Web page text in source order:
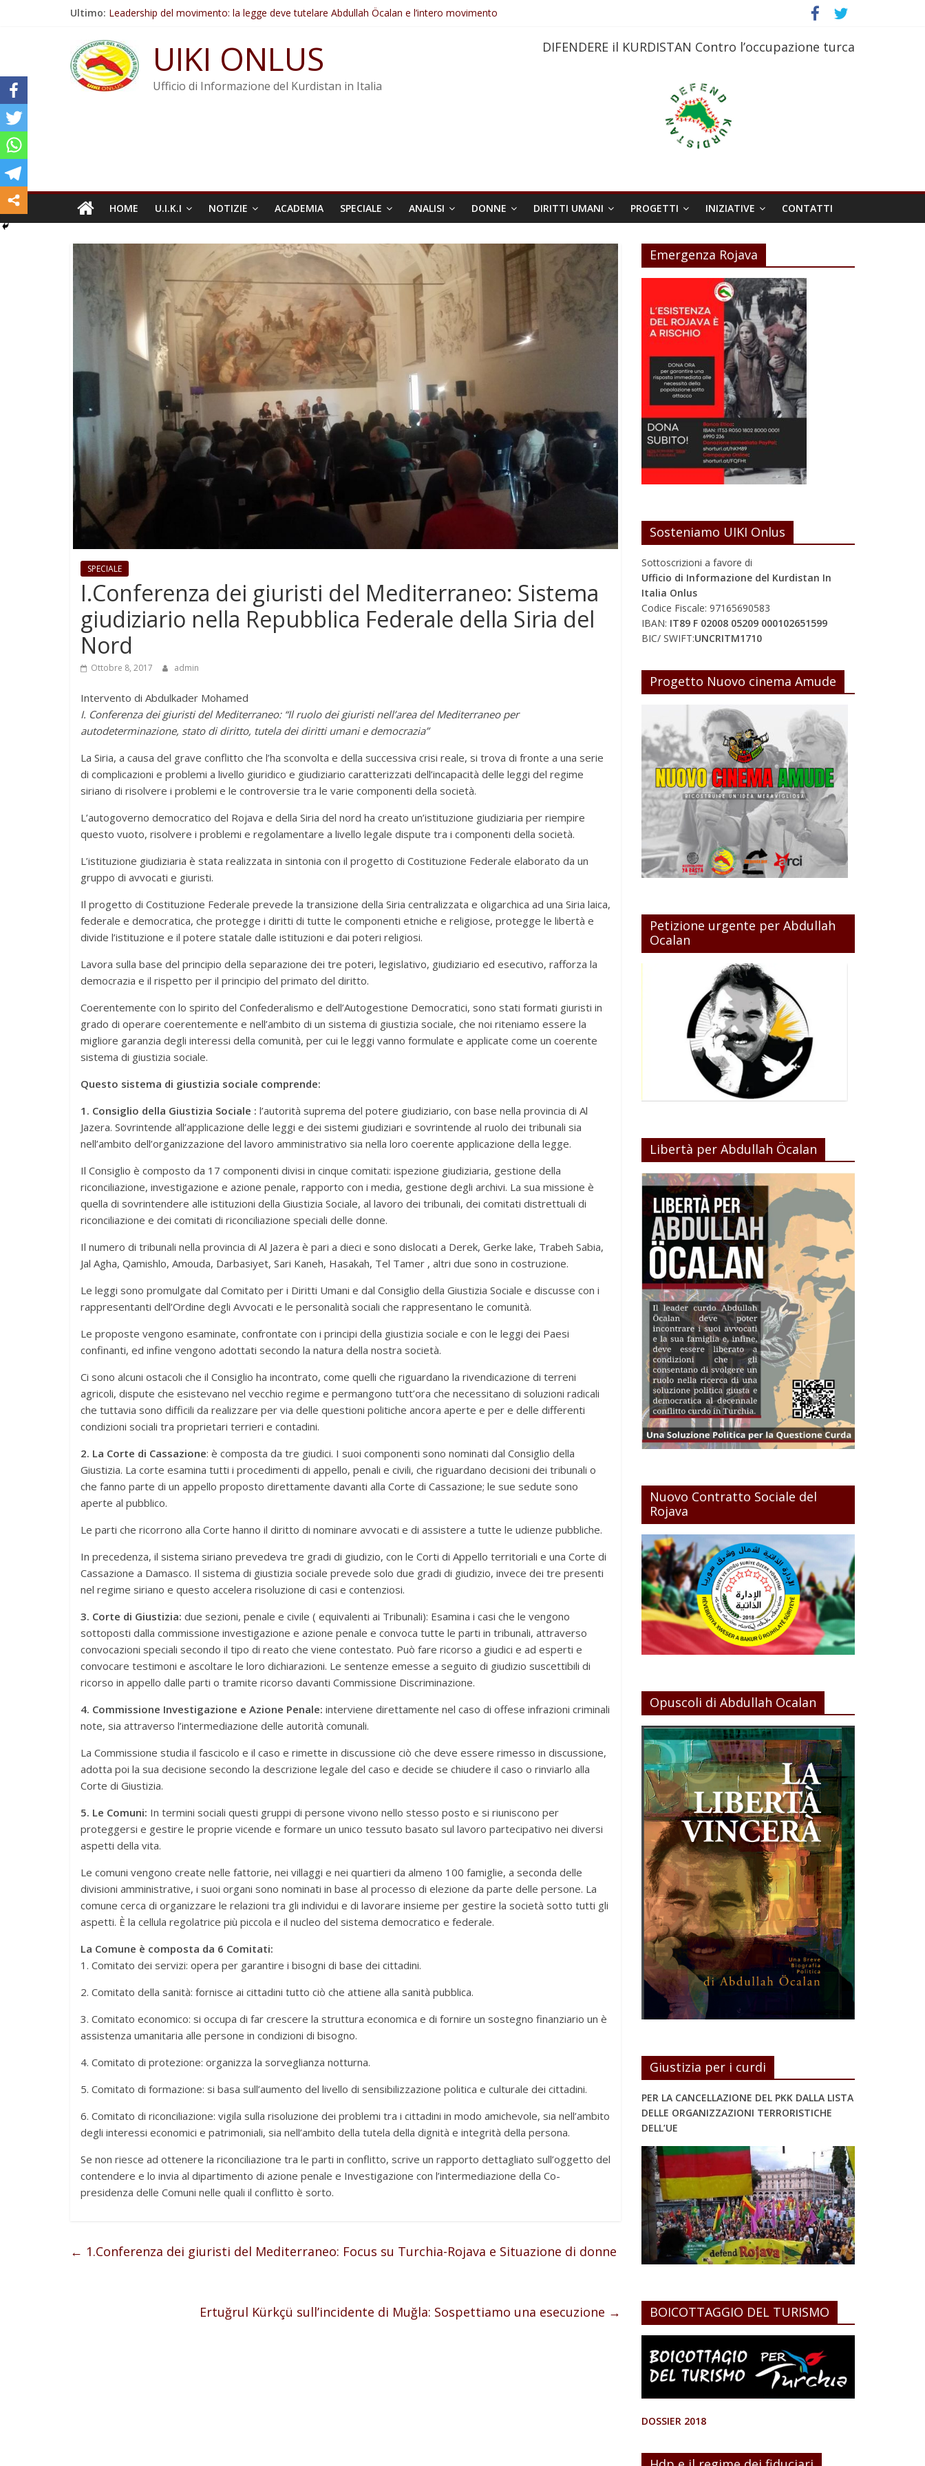
Ultimo: Leadership del movimento: la legge deve tutelare Abdullah Öcalan e l’intero movimento
Non tenere conto della situazione di Rêber Apo ostacolerebbe l’attuazione della legge
Il KNK chiede un’azione internazionale contro i crimini di guerra dell’Iran
Abdullah Öcalan: Le legge negativa deve essere trasformata in legge positiva
UIKI ONLUS
Ufficio di Informazione del Kurdistan in Italia
DIFENDERE il KURDISTAN Contro l’occupazione turca
HOME U.I.K.I NOTIZIE ACADEMIA SPECIALE ANALISI DONNE DIRITTI UMANI PROGETTI INIZIATIVE CONTATTI
SPECIALE
I.Conferenza dei giuristi del Mediterraneo: Sistema
giudiziario nella Repubblica Federale della Siria del
Nord
Ottobre 8, 2017 admin
Intervento di Abdulkader Mohamed
I. Conferenza dei giuristi del Mediterraneo: “Il ruolo dei giuristi nell’area del Mediterraneo per
autodeterminazione, stato di diritto, tutela dei diritti umani e democrazia”
La Siria, a causa del grave conflitto che l’ha sconvolta e della successiva crisi reale, si trova di fronte a una serie
di complicazioni e problemi a livello giuridico e giudiziario caratterizzati dell’incapacità delle leggi del regime
siriano di risolvere i problemi e le controversie tra le varie componenti della società.
L’autogoverno democratico del Rojava e della Siria del nord ha creato un’istituzione giudiziaria per riempire
questo vuoto, risolvere i problemi e regolamentare a livello legale dispute tra i componenti della società.
L’istituzione giudiziaria è stata realizzata in sintonia con il progetto di Costituzione Federale elaborato da un
gruppo di avvocati e giuristi.
Il progetto di Costituzione Federale prevede la transizione della Siria centralizzata e oligarchica ad una Siria laica,
federale e democratica, che protegge i diritti di tutte le componenti etniche e religiose, protegge le libertà e
divide l’istituzione e il potere statale dalle istituzioni e dai poteri religiosi.
Lavora sulla base del principio della separazione dei tre poteri, legislativo, giudiziario ed esecutivo, rafforza la
democrazia e il rispetto per il principio del primato del diritto.
Coerentemente con lo spirito del Confederalismo e dell’Autogestione Democratici, sono stati formati giuristi in
grado di operare coerentemente e nell’ambito di un sistema di giustizia sociale, che noi riteniamo essere la
migliore garanzia degli interessi della comunità, per cui le leggi vanno formulate e applicate come un coerente
sistema di giustizia sociale.
Questo sistema di giustizia sociale comprende:
1. Consiglio della Giustizia Sociale : l’autorità suprema del potere giudiziario, con base nella provincia di Al
Jazera. Sovrintende all’applicazione delle leggi e dei sistemi giudiziari e sovrintende al ruolo dei tribunali sia
nell’ambito dell’organizzazione del lavoro amministrativo sia nella loro coerente applicazione della legge.
Il Consiglio è composto da 17 componenti divisi in cinque comitati: ispezione giudiziaria, gestione della
riconciliazione, investigazione e azione penale, rapporto con i media, gestione degli archivi. La sua missione è
quella di sovrintendere alle istituzioni della Giustizia Sociale, al lavoro dei tribunali, dei comitati distrettuali di
riconciliazione e dei comitati di riconciliazione speciali delle donne.
Il numero di tribunali nella provincia di Al Jazera è pari a dieci e sono dislocati a Derek, Gerke lake, Trabeh Sabia,
Jal Agha, Qamishlo, Amouda, Darbasiyet, Sari Kaneh, Hasakah, Tel Tamer , altri due sono in costruzione.
Le leggi sono promulgate dal Comitato per i Diritti Umani e dal Consiglio della Giustizia Sociale e discusse con i
rappresentanti dell’Ordine degli Avvocati e le personalità sociali che rappresentano le comunità.
Le proposte vengono esaminate, confrontate con i principi della giustizia sociale e con le leggi dei Paesi
confinanti, ed infine vengono adottati secondo la natura della nostra società.
Ci sono alcuni ostacoli che il Consiglio ha incontrato, come quelli che riguardano la rivendicazione di terreni
agricoli, dispute che esistevano nel vecchio regime e permangono tutt’ora che necessitano di soluzioni radicali
che tuttavia sono difficili da realizzare per via delle questioni politiche ancora aperte e per e delle differenti
condizioni sociali tra proprietari terrieri e contadini.
2. La Corte di Cassazione: è composta da tre giudici. I suoi componenti sono nominati dal Consiglio della
Giustizia. La corte esamina tutti i procedimenti di appello, penali e civili, che riguardano decisioni dei tribunali o
che fanno parte di un appello proposto direttamente davanti alla Corte di Cassazione; le sue sedute sono
aperte al pubblico.
Le parti che ricorrono alla Corte hanno il diritto di nominare avvocati e di assistere a tutte le udienze pubbliche.
In precedenza, il sistema siriano prevedeva tre gradi di giudizio, con le Corti di Appello territoriali e una Corte di
Cassazione a Damasco. Il sistema di giustizia sociale prevede solo due gradi di giudizio, invece dei tre presenti
nel regime siriano e questo accelera risoluzione di casi e contenziosi.
3. Corte di Giustizia: due sezioni, penale e civile ( equivalenti ai Tribunali): Esamina i casi che le vengono
sottoposti dalla commissione investigazione e azione penale e convoca tutte le parti in tribunali, attraverso
convocazioni speciali secondo il tipo di reato che viene contestato. Può fare ricorso a giudici e ad esperti e
convocare testimoni e ascoltare le loro dichiarazioni. Le sentenze emesse a seguito di giudizio suscettibili di
ricorso in appello dalle parti o tramite ricorso davanti Commissione Discriminazione.
4. Commissione Investigazione e Azione Penale: interviene direttamente nel caso di offese infrazioni criminali
note, sia attraverso l’intermediazione delle autorità comunali.
La Commissione studia il fascicolo e il caso e rimette in discussione ciò che deve essere rimesso in discussione,
adotta poi la sua decisione secondo la descrizione legale del caso e decide se chiudere il caso o rinviarlo alla
Corte di Giustizia.
5. Le Comuni: In termini sociali questi gruppi di persone vivono nello stesso posto e si riuniscono per
proteggersi e gestire le proprie vicende e formare un unico tessuto basato sul lavoro partecipativo nei diversi
aspetti della vita.
Le comuni vengono create nelle fattorie, nei villaggi e nei quartieri da almeno 100 famiglie, a seconda delle
divisioni amministrative, i suoi organi sono nominati in base al processo di elezione da parte delle persone. La
comune cerca di organizzare le relazioni tra gli individui e di lavorare insieme per gestire la società sotto tutti gli
aspetti. È la cellula regolatrice più piccola e il nucleo del sistema democratico e federale.
La Comune è composta da 6 Comitati:
1. Comitato dei servizi: opera per garantire i bisogni di base dei cittadini.
2. Comitato della sanità: fornisce ai cittadini tutto ciò che attiene alla sanità pubblica.
3. Comitato economico: si occupa di far crescere la struttura economica e di fornire un sostegno finanziario un è
assistenza umanitaria alle persone in condizioni di bisogno.
4. Comitato di protezione: organizza la sorveglianza notturna.
5. Comitato di formazione: si basa sull’aumento del livello di sensibilizzazione politica e culturale dei cittadini.
6. Comitato di riconciliazione: vigila sulla risoluzione dei problemi tra i cittadini in modo amichevole, sia nell’ambito
degli interessi economici e patrimoniali, sia nell’ambito della tutela della dignità e integrità della persona.
Se non riesce ad ottenere la riconciliazione tra le parti in conflitto, scrive un rapporto dettagliato sull’oggetto del
contendere e lo invia al dipartimento di azione penale e Investigazione con l’intermediazione della Co-
presidenza delle Comuni nelle quali il conflitto è sorto.
← 1.Conferenza dei giuristi del Mediterraneo: Focus su Turchia-Rojava e Situazione di donne
Ertuğrul Kürkçü sull’incidente di Muğla: Sospettiamo una esecuzione →
Emergenza Rojava
Sosteniamo UIKI Onlus
Sottoscrizioni a favore di
Ufficio di Informazione del Kurdistan In
Italia Onlus
Codice Fiscale: 97165690583
IBAN: IT89 F 02008 05209 000102651599
BIC/ SWIFT:UNCRITM1710
Progetto Nuovo cinema Amude
Petizione urgente per Abdullah
Ocalan
Libertà per Abdullah Öcalan
Nuovo Contratto Sociale del
Rojava
Opuscoli di Abdullah Ocalan
Giustizia per i curdi
PER LA CANCELLAZIONE DEL PKK DALLA LISTA
DELLE ORGANIZZAZIONI TERRORISTICHE
DELL’UE
BOICOTTAGGIO DEL TURISMO
DOSSIER 2018